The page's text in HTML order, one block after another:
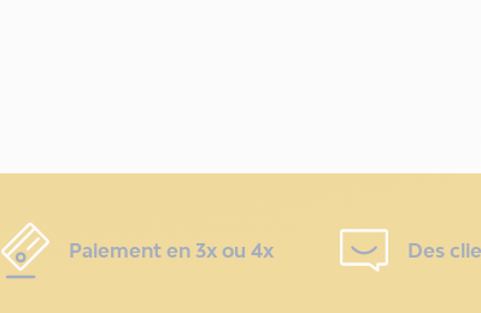
Paiement en 3x ou 4x Des